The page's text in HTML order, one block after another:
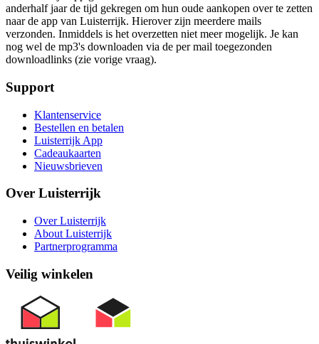
anderhalf jaar de tijd gekregen om hun oude aankopen over te zetten
naar de app van Luisterrijk. Hierover zijn meerdere mails
verzonden. Inmiddels is het overzetten niet meer mogelijk. Je kan
nog wel de mp3's downloaden via de per mail toegezonden
downloadlinks (zie vorige vraag).
Support
Klantenservice
Bestellen en betalen
Luisterrijk App
Cadeaukaarten
Nieuwsbrieven
Over Luisterrijk
Over Luisterrijk
About Luisterrijk
Partnerprogramma
Veilig winkelen